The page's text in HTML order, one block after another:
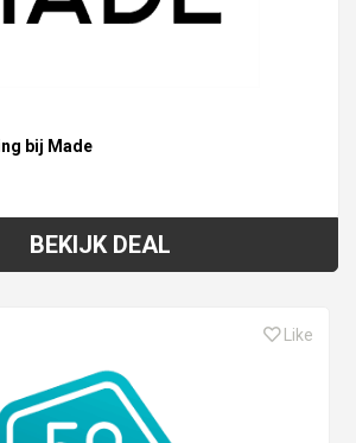
bij Made
BEKIJK DEAL
Like